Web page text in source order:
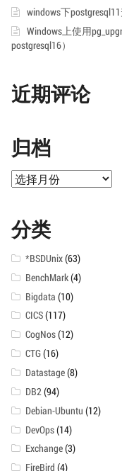
windows下
Windows上使用
postgresql16）
近期评论
归档
归
分类
*BSDUnix(63)
BenchMark(4)
Bigdata (10)
CICS(117)
CogNos(12)
CTG(16)
Datastage(8)
DB2(94)
Debian-Ubuntu (12)
DevOps(14)
Exchange(3)
FireBird (4)